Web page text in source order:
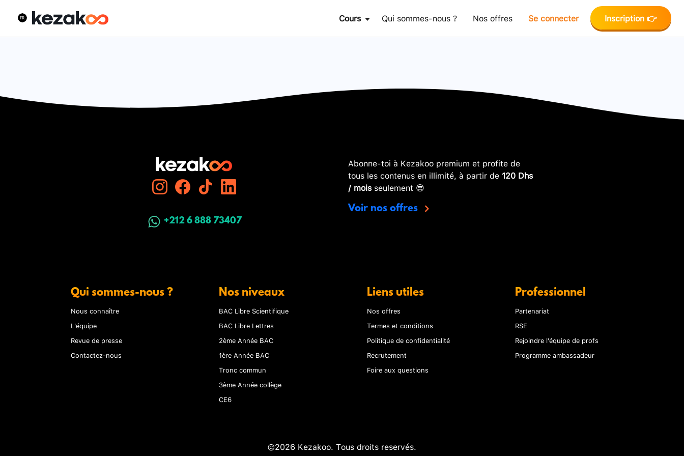
Cours Qui sommes-nous ? Nos offres Se connecter Inscription 👉
+212 6 888 73407
Abonne-toi à Kezakoo premium et profite de
tous les contenus en illimité, à partir de 120 Dhs
/ moisseulement 😎
Voir nos offres
Qui sommes-nous ?
Nous connaître
L'équipe
Revue de presse
Contactez-nous
Nos niveaux
BAC Libre Scientifique
BAC Libre Lettres
2ème Année BAC
1ère Année BAC
Tronc commun
3ème Année collège
CE6
Liens utiles
Nos offres
Termes et conditions
Politique de confidentialité
Recrutement
Foire aux questions
Professionnel
Partenariat
RSE
Rejoindre l'équipe de profs
Programme ambassadeur
©2026 Kezakoo. Tous droits reservés.